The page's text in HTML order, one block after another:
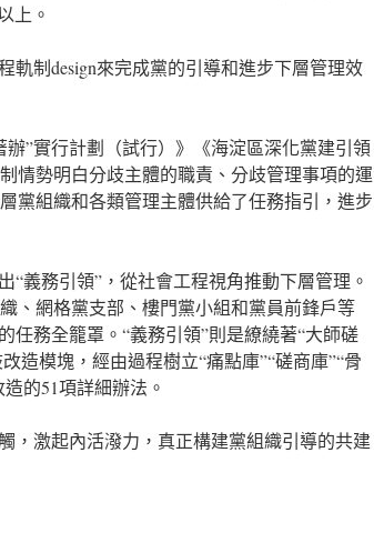
上。
軌制design來完成黨的引導和進步下層管理效
”實行計劃（試行）》《海淀區深化黨建引領
勢明白分歧主體的職責、分歧管理事項的運
黨組織和各類管理主體供給了任務指引，進步
“義務引領”，從社會工程視角推動下層管理。
、網格黨支部、樓門黨小組和黨員前鋒戶等
任務全籠罩。“義務引領”則是繚繞著“大師磋
造模塊，經由過程樹立“痛點庫”“磋商庫”“骨
的51項詳細辦法。
，激起內活潑力，真正構建黨組織引導的共建